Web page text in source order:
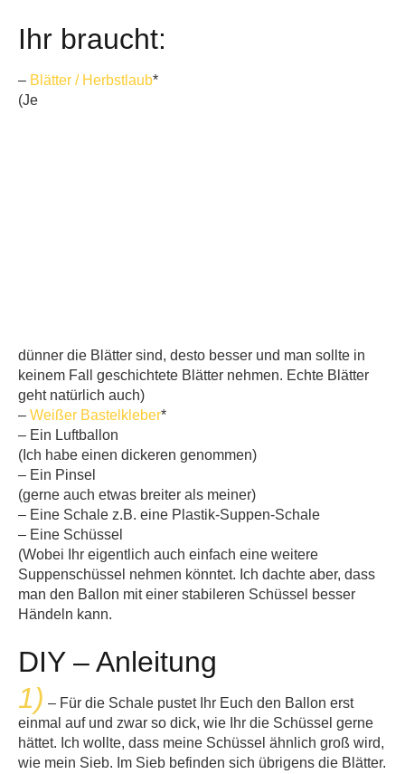
Ihr braucht:
– Blätter / Herbstlaub*
(Je
dünner die Blätter sind, desto besser und man sollte in
keinem Fall geschichtete Blätter nehmen. Echte Blätter
geht natürlich auch)
– Weißer Bastelkleber*
– Ein Luftballon
(Ich habe einen dickeren genommen)
– Ein Pinsel
(gerne auch etwas breiter als meiner)
– Eine Schale z.B. eine Plastik-Suppen-Schale
– Eine Schüssel
(Wobei Ihr eigentlich auch einfach eine weitere
Suppenschüssel nehmen könntet. Ich dachte aber, dass
man den Ballon mit einer stabileren Schüssel besser
Händeln kann.
DIY – Anleitung
1) – Für die Schale pustet Ihr Euch den Ballon erst
einmal auf und zwar so dick, wie Ihr die Schüssel gerne
hättet. Ich wollte, dass meine Schüssel ähnlich groß wird,
wie mein Sieb. Im Sieb befinden sich übrigens die Blätter.